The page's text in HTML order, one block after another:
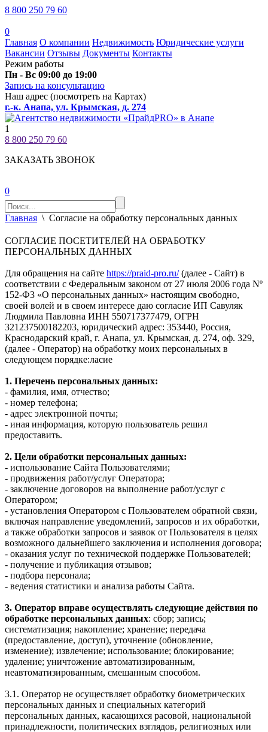
8 800 250 79 60
0
Главная О компании Недвижимость Юридические услуги
Вакансии Отзывы Документы Контакты
Режим работы
‍‍‍Пн - Вс 09:00 до 19:00
Запись на консультацию
Наш адрес (посмотреть на Картах)
г.-к. Анапа, ул. Крымская, д. 274
1
8 800 250 79 60
ЗАКАЗАТЬ ЗВОНОК
0
Главная \ Согласие на обработку персональных данных
СОГЛАСИЕ ПОСЕТИТЕЛЕЙ НА ОБРАБОТКУ
ПЕРСОНАЛЬНЫХ ДАННЫХ
Для обращения на сайте https://praid-pro.ru/(далее - Сайт) в
соответствии с Федеральным законом от 27 июля 2006 года Nº
152-Ф3 «О персональных данных» настоящим свободно,
своей волей и в своем интересе даю согласие ИП Савуляк
Людмила Павловна ИНН 550717377479, ОГРН
321237500182203, юридический адрес: 353440, Россия,
Краснодарский край, г. Анапа, ул. Крымская, д. 274, оф. 329,
(далее - Оператор) на обработку моих персональных в
следующем порядке:ласие
1. Перечень персональных данных:
- фамилия, имя, отчество;
- номер телефона;
- адрес электронной почты;
- иная информация, которую пользователь решил
предоставить.
2. Цели обработки персональных данных:
- использование Сайта Пользователями;
- продвижения работ/услуг Оператора;
- заключение договоров на выполнение работ/услуг с
Оператором;
- установления Оператором с Пользователем обратной связи,
включая направление уведомлений, запросов и их обработки,
а также обработки запросов и заявок от Пользователя в целях
возможного дальнейшего заключения и исполнения договора;
- оказания услуг по технической поддержке Пользователей;
- получение и публикация отзывов;
- подбора персонала;
- ведения статистики и анализа работы Сайта.
3. Оператор вправе осуществлять следующие действия по
обработке персональных данных: сбор; запись;
систематизация; накопление; хранение; передача
(предоставление, доступ), уточнение (обновление,
изменение); извлечение; использование; блокирование;
удаление; уничтожение автоматизированным,
неавтоматизированным, смешанным способом.
3.1. Оператор не осуществляет обработку биометрических
персональных данных и специальных категорий
персональных данных, касающихся расовой, национальной
принадлежности, политических взглядов, религиозных или